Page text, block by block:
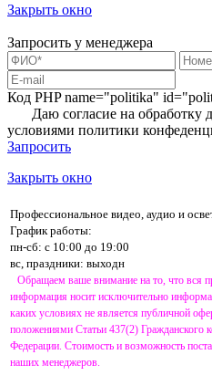
Закрыть окно
Запросить у менеджера
Код PHPname="politika"
Даю согласие на обработку
условиями политики
Запросить
Закрыть окно
Профессиональное видео, аудио и
График работы:
пн-сб: с 10:00 до 19:00
вс, праздники: выходн
Обращаем ваше внимание на то, что вся
информация носит исключительно
каких условиях не является публичной
положениями Статьи 437(2) Гражданского
Федерации. Стоимость и возможность
наших менеджеров.